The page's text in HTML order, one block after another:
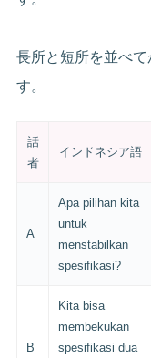
長所と短所を並べ
す。
話
者
インドネシア語
A
Apa pilihan kita
untuk
menstabilkan
spesifikasi?
B
Kita bisa
membekukan
spesifikasi dua